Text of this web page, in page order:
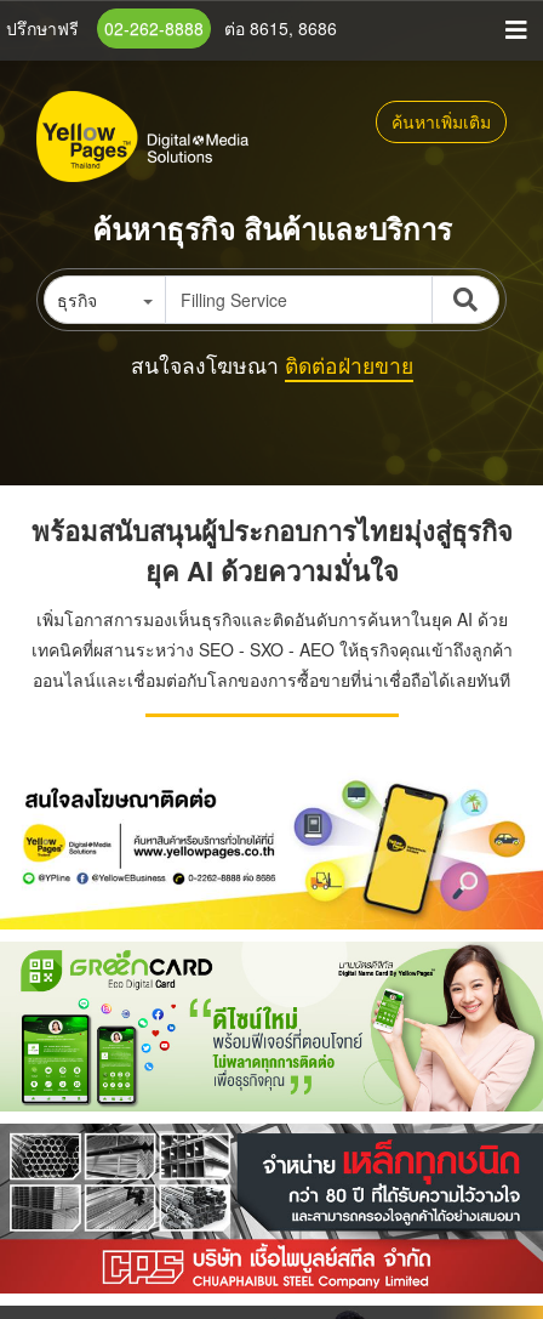
ข้าม
เนื้อหา
หลัก
ปรึกษาฟรี 02-262-8888 ต่อ 8615, 8686
ค้นหาเพิ่มเติม
ค้นหาธุรกิจ สินค้าและบริการ
ธุรกิจ
สนใจลงโฆษณา ติดต่อฝ่ายขาย
พร้อมสนับสนุนผู้ประกอบการไทยมุ่งสู่ธุรกิจ
ยุค AI ด้วยความมั่นใจ
เพิ่มโอกาสการมองเห็นธุรกิจและติดอันดับการค้นหาในยุค AI ด้วย
เทคนิคที่ผสานระหว่าง SEO - SXO - AEO ให้ธุรกิจคุณเข้าถึงลูกค้า
ออนไลน์และเชื่อมต่อกับโลกของการซื้อขายที่น่าเชื่อถือได้เลยทันที